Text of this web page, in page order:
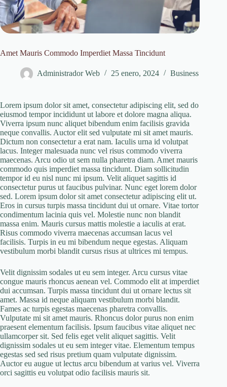
Amet Mauris Commodo Imperdiet Massa Tincidunt
Administrador Web 25 enero, 2024 Business
Lorem ipsum dolor sit amet, consectetur adipiscing elit, sed do
eiusmod tempor incididunt ut labore et dolore magna aliqua.
Viverra ipsum nunc aliquet bibendum enim facilisis gravida
neque convallis. Auctor elit sed vulputate mi sit amet mauris.
Dictum non consectetur a erat nam. Iaculis urna id volutpat
lacus. Integer malesuada nunc vel risus commodo viverra
maecenas. Arcu odio ut sem nulla pharetra diam. Amet mauris
commodo quis imperdiet massa tincidunt. Diam sollicitudin
tempor id eu nisl nunc mi ipsum. Velit aliquet sagittis id
consectetur purus ut faucibus pulvinar. Nunc eget lorem dolor
sed. Lorem ipsum dolor sit amet consectetur adipiscing elit ut.
Eros in cursus turpis massa tincidunt dui ut ornare. Vitae tortor
condimentum lacinia quis vel. Molestie nunc non blandit
massa enim. Mauris cursus mattis molestie a iaculis at erat.
Risus commodo viverra maecenas accumsan lacus vel
facilisis. Turpis in eu mi bibendum neque egestas. Aliquam
vestibulum morbi blandit cursus risus at ultrices mi tempus.
Velit dignissim sodales ut eu sem integer. Arcu cursus vitae
congue mauris rhoncus aenean vel. Commodo elit at imperdiet
dui accumsan. Turpis massa tincidunt dui ut ornare lectus sit
amet. Massa id neque aliquam vestibulum morbi blandit.
Fames ac turpis egestas maecenas pharetra convallis.
Vulputate mi sit amet mauris. Rhoncus dolor purus non enim
praesent elementum facilisis. Ipsum faucibus vitae aliquet nec
ullamcorper sit. Sed felis eget velit aliquet sagittis. Velit
dignissim sodales ut eu sem integer vitae. Elementum tempus
egestas sed sed risus pretium quam vulputate dignissim.
Auctor eu augue ut lectus arcu bibendum at varius vel. Viverra
orci sagittis eu volutpat odio facilisis mauris sit.